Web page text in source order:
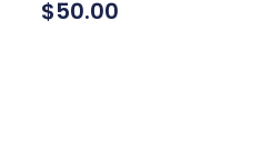
$50.00